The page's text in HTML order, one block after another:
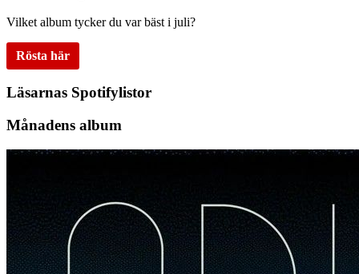
Vilket album tycker du var bäst i juli?
Rösta här
Läsarnas Spotifylistor
Månadens album